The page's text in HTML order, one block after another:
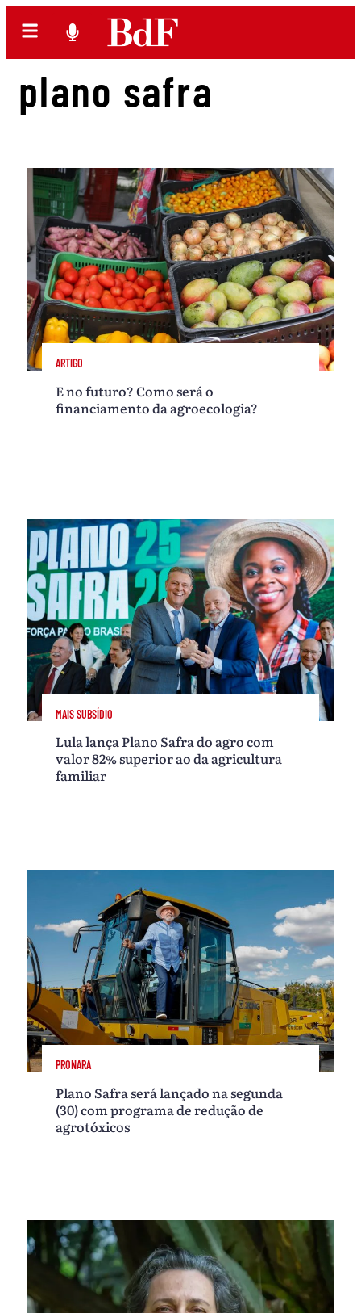
plano safra
ARTIGO
E no futuro? Como será o
financiamento da agroecologia?
MAIS SUBSÍDIO
Lula lança Plano Safra do agro com
valor 82% superior ao da agricultura
familiar
PRONARA
Plano Safra será lançado na segunda
(30) com programa de redução de
agrotóxicos